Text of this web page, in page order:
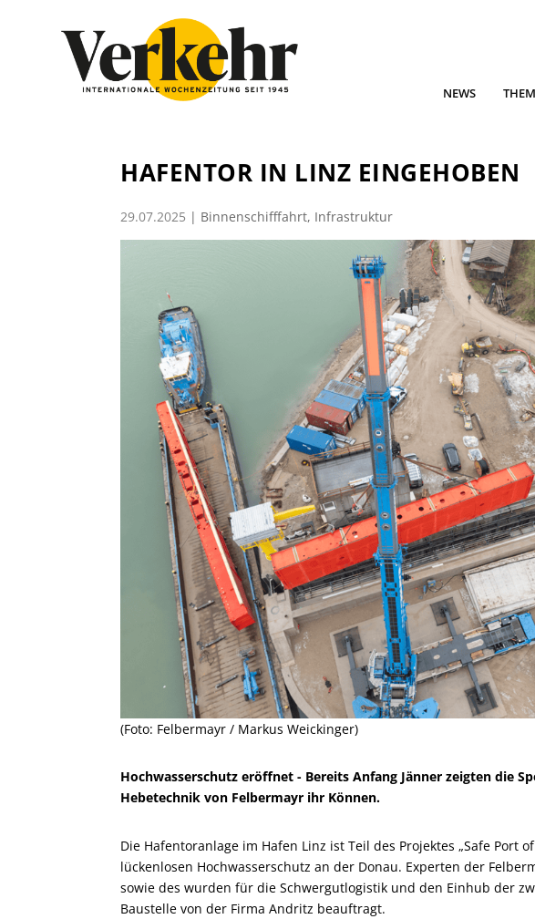
NEWS
HAFENTOR IN LINZ EINGEHOBEN
29.07.2025 | Binnenschifffahrt, Infrastruktur
(Foto: Felbermayr / Markus Weickinger)
Hochwasserschutz eröffnet - Bereits Anfang Jänner zeigten die
Hebetechnik von Felbermayr ihr Können.
Die Hafentoranlage im Hafen Linz ist Teil des Projektes „Safe Port
lückenlosen Hochwasserschutz an der Donau. Experten der
sowie des wurden für die Schwergutlogistik und den Einhub der
Baustelle von der Firma Andritz beauftragt.